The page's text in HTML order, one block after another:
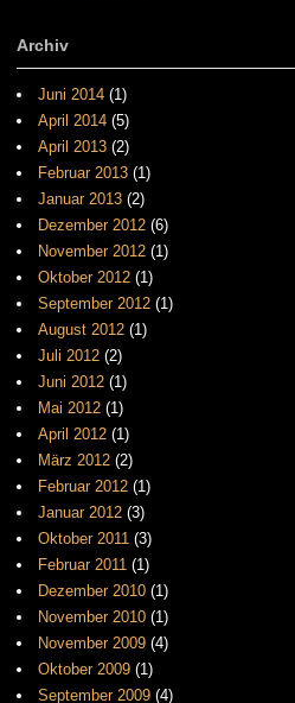
Archiv
Juni 2014 (1)
April 2014 (5)
April 2013 (2)
Februar 2013 (1)
Januar 2013 (2)
Dezember 2012 (6)
November 2012 (1)
Oktober 2012 (1)
September 2012 (1)
August 2012 (1)
Juli 2012 (2)
Juni 2012 (1)
Mai 2012 (1)
April 2012 (1)
März 2012 (2)
Februar 2012 (1)
Januar 2012 (3)
Oktober 2011 (3)
Februar 2011 (1)
Dezember 2010 (1)
November 2010 (1)
November 2009 (4)
Oktober 2009 (1)
September 2009 (4)